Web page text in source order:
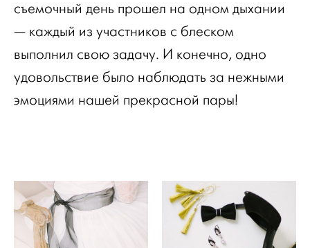
съемочный день прошел на одном дыхании
— каждый из участников с блеском
выполнил свою задачу. И конечно, одно
удовольствие было наблюдать за нежными
эмоциями нашей прекрасной пары!